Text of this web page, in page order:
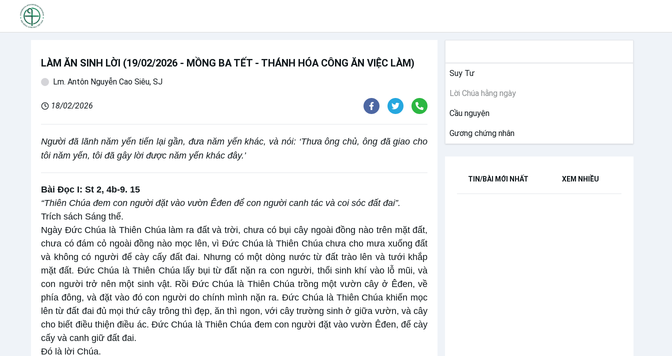
LÀM ĂN SINH LỜI (19/02/2026 - MỒNG BA TẾT - THÁNH HÓA CÔNG ĂN VIỆC LÀM)
Lm. Antôn Nguyễn Cao Siêu, SJ
18/02/2026
Người đã lãnh năm yến tiến lại gần, đưa năm yến khác, và nói: ‘Thưa ông chủ, ông đã giao cho
tôi năm yến, tôi đã gây lời được năm yến khác đây.’
Bài Ðọc I: St 2, 4b-9. 15
“Thiên Chúa đem con người đặt vào vườn Êđen để con người canh tác và coi sóc đất đai”.
Trích sách Sáng thế.
Ngày Đức Chúa là Thiên Chúa làm ra đất và trời, chưa có bụi cây ngoài đồng nào trên mặt đất,
chưa có đám cỏ ngoài đồng nào mọc lên, vì Đức Chúa là Thiên Chúa chưa cho mưa xuống đất
và không có người để cày cấy đất đai. Nhưng có một dòng nước từ đất trào lên và tưới khắp
mặt đất. Đức Chúa là Thiên Chúa lấy bụi từ đất nặn ra con người, thổi sinh khí vào lỗ mũi, và
con người trở nên một sinh vật. Rồi Đức Chúa là Thiên Chúa trồng một vườn cây ở Êđen, về
phía đông, và đặt vào đó con người do chính mình nặn ra. Đức Chúa là Thiên Chúa khiến mọc
lên từ đất đai đủ mọi thứ cây trông thì đẹp, ăn thì ngon, với cây trường sinh ở giữa vườn, và cây
cho biết điều thiện điều ác. Đức Chúa là Thiên Chúa đem con người đặt vào vườn Êđen, để cày
cấy và canh giữ đất đai.
Đó là lời Chúa.
Suy Tư
Lời Chúa hằng ngày
Cầu nguyện
Gương chứng nhân
TIN/BÀI MỚI NHẤT XEM NHIỀU